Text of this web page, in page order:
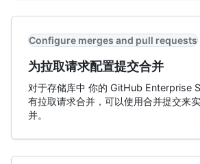
Configure merges and pull requests
为拉取请求配置提交合并
对于存储库中 你的 GitHub Enterprise
有拉取请求合并，可以使用合并提交来
并。